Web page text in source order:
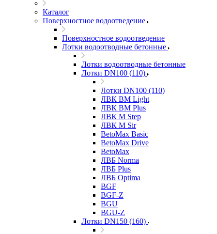
Каталог
Поверхностное водоотведение
Поверхностное водоотведение
Лотки водоотводные бетонные
Лотки водоотводные бетонные
Лотки DN100 (110)
Лотки DN100 (110)
ЛВК ВМ Light
ЛВК ВМ Plus
ЛВК М Step
ЛВК М Sir
BetoMax Basic
BetoMax Drive
BetoMax
ЛВБ Norma
ЛВБ Plus
ЛВБ Optima
BGF
BGF-Z
BGU
BGU-Z
Лотки DN150 (160)